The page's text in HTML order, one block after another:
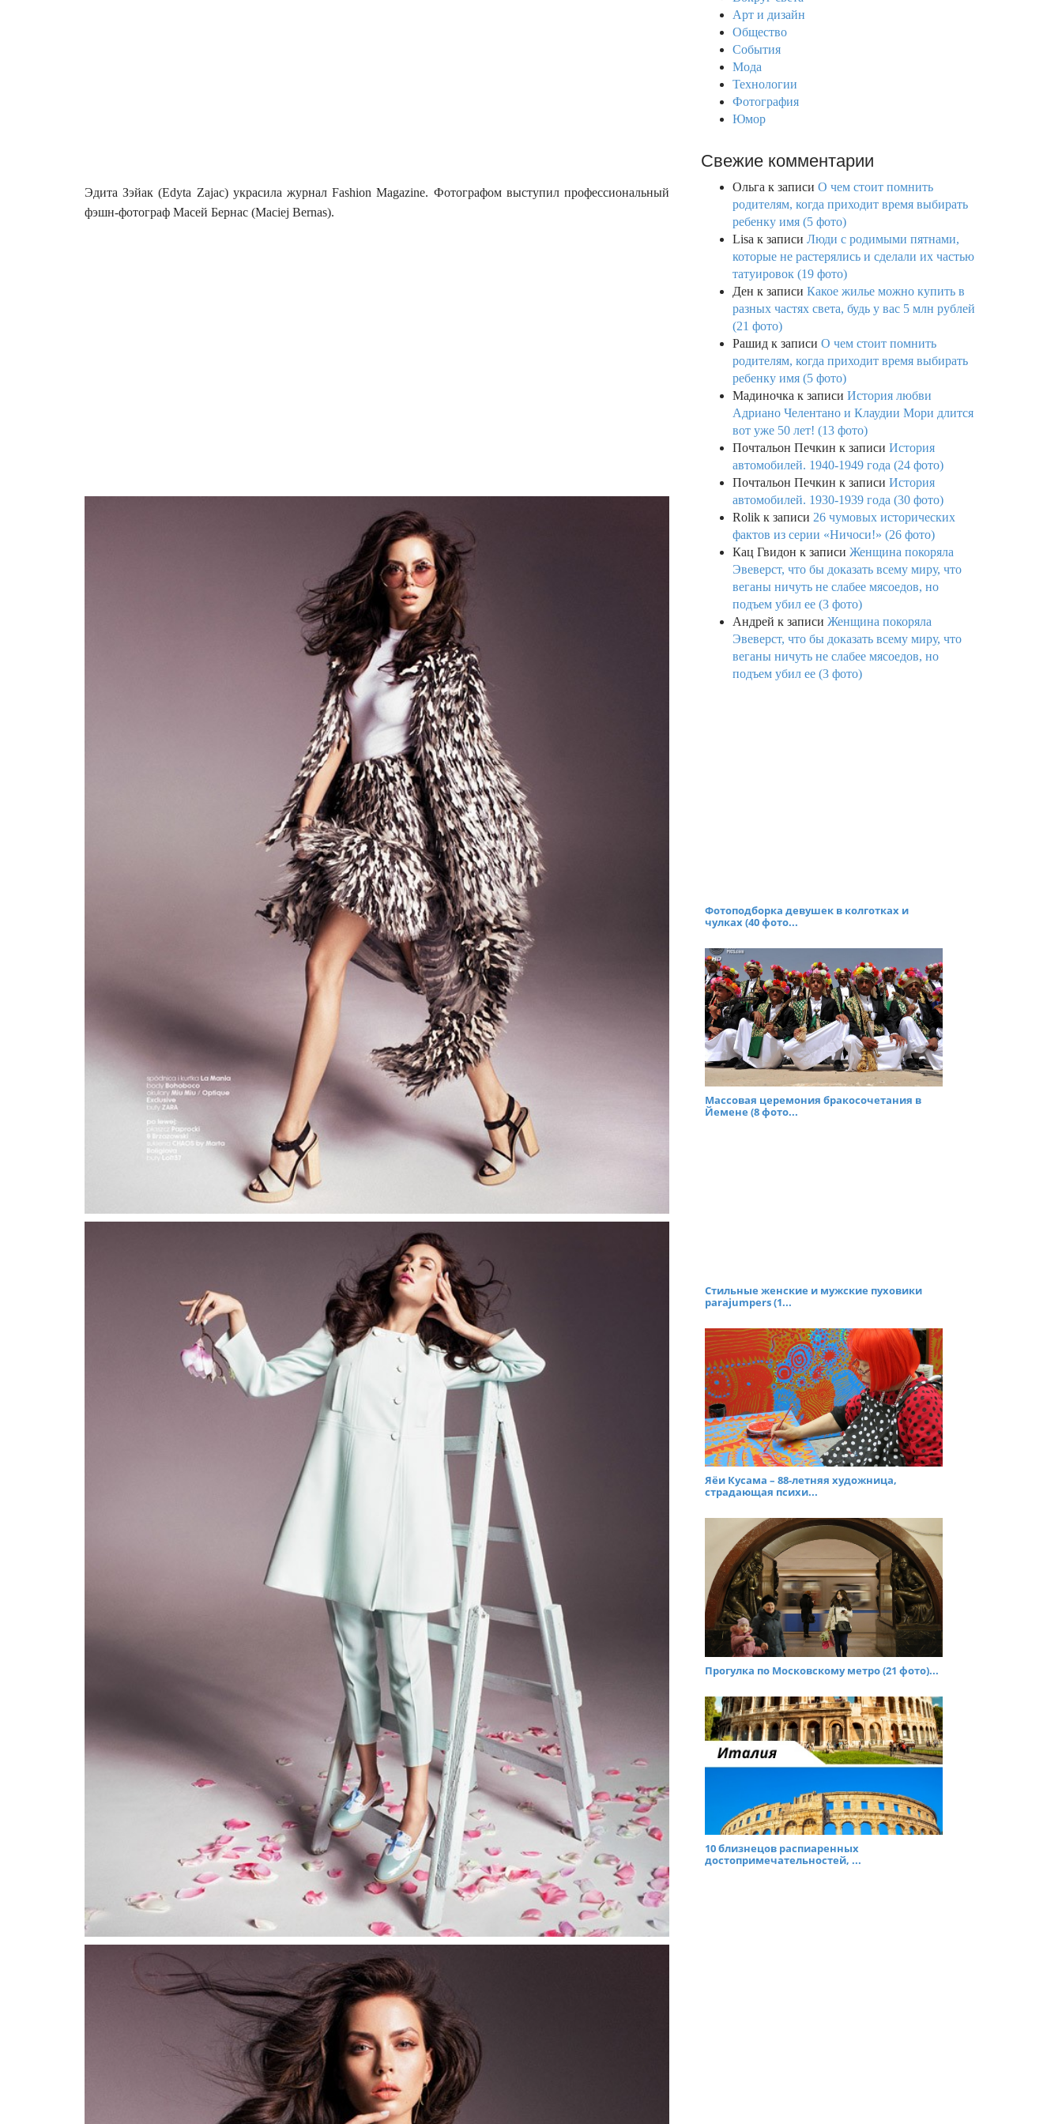
Эдита Зэйак (Edyta Zajac) украсила журнал Fashion Magazine. Фотографом выступил профессиональный
фэшн-фотограф Масей Бернас (Maciej Bernas).
Арт и дизайн
Общество
События
Мода
Технологии
Фотография
Юмор
Свежие комментарии
Ольга к записи О чем стоит помнить
родителям, когда приходит время выбирать
ребенку имя (5 фото)
Lisa к записи Люди с родимыми пятнами,
которые не растерялись и сделали их частью
татуировок (19 фото)
Ден к записи Какое жилье можно купить в
разных частях света, будь у вас 5 млн рублей
(21 фото)
Рашид к записи О чем стоит помнить
родителям, когда приходит время выбирать
ребенку имя (5 фото)
Мадиночка к записи История любви
Адриано Челентано и Клаудии Мори длится
вот уже 50 лет! (13 фото)
Почтальон Печкин к записи История
автомобилей. 1940-1949 года (24 фото)
Почтальон Печкин к записи История
автомобилей. 1930-1939 года (30 фото)
Rolik к записи 26 чумовых исторических
фактов из серии «Ничоси!» (26 фото)
Кац Гвидон к записи Женщина покоряла
Эвеверст, что бы доказать всему миру, что
веганы ничуть не слабее мясоедов, но
подъем убил ее (3 фото)
Андрей к записи Женщина покоряла
Эвеверст, что бы доказать всему миру, что
веганы ничуть не слабее мясоедов, но
подъем убил ее (3 фото)
Фотоподборка девушек в колготках и
чулках (40 фото...
Массовая церемония бракосочетания в
Йемене (8 фото...
Стильные женские и мужские пуховики
parajumpers (1...
Яёи Кусама – 88-летняя художница,
страдающая психи...
Прогулка по Московскому метро (21 фото)...
10 близнецов распиаренных
достопримечательностей, ...